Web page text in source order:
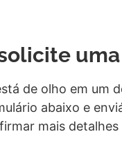
de olho em um
abaixo e
mais detalhes